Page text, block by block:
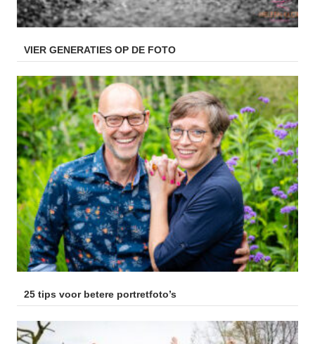
VIER GENERATIES OP DE FOTO
25 tips voor betere portretfoto’s